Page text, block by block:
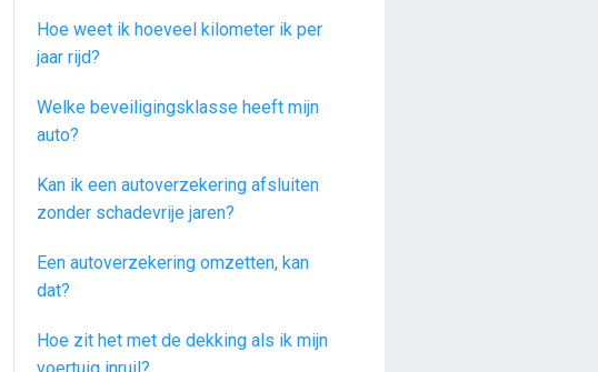
Hoe weet ik hoeveel kilometer ik per
jaar rijd?
Welke beveiligingsklasse heeft mijn
auto?
Kan ik een autoverzekering afsluiten
zonder schadevrije jaren?
Een autoverzekering omzetten, kan
dat?
Hoe zit het met de dekking als ik mijn